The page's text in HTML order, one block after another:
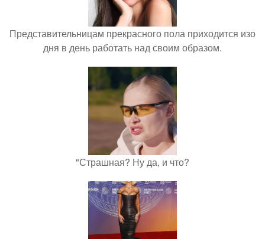
Представительницам прекрасного пола приходится изо
дня в день работать над своим образом.
"Страшная? Ну да, и что?